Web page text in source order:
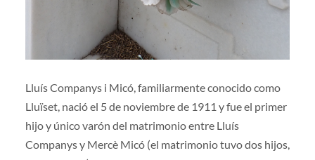
Lluís Companys i Micó, familiarmente conocido como
Lluïset, nació el 5 de noviembre de 1911 y fue el primer
hijo y único varón del matrimonio entre Lluís
Companys y Mercè Micó (el matrimonio tuvo dos hijos,